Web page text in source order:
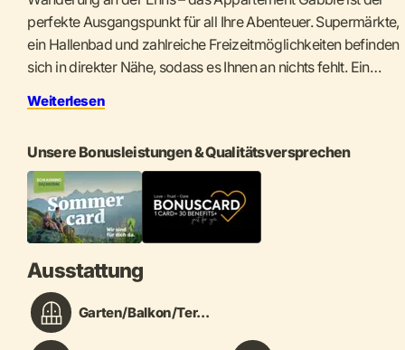
perfekte Ausgangspunkt für all Ihre Abenteuer. Supermärkte,
ein Hallenbad und zahlreiche Freizeitmöglichkeiten befinden
sich in direkter Nähe, sodass es Ihnen an nichts fehlt. Ein
reservierter Carport-Parkplatz bieten zusätzlichen Komfort.
Weiterlesen
Unsere Bonusleistungen & Qualitätsversprechen
Ausstattung
Garten/Balkon/Ter...